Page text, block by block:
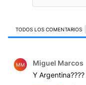
TODOS LOS COMENTARIOS
MM Miguel Marcos
Y